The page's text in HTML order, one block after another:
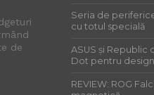
de
Seria de
cu totul specială
ASUS și Republic
Dot pentru
REVIEW: ROG